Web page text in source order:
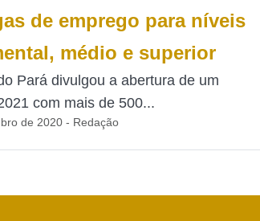
de emprego para níveis
médio e superior
Pará divulgou a abertura de um
com mais de 500...
de 2020 - Redação